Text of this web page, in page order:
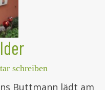
schreiben
Buttmann lädt am